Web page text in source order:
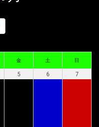
金 土 日
5 6 7